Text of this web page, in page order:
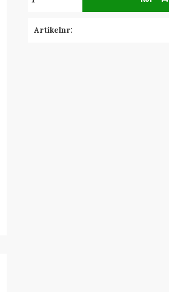
Insug max (m): 2
Strömförbrukning (A): 4
Artikelnr